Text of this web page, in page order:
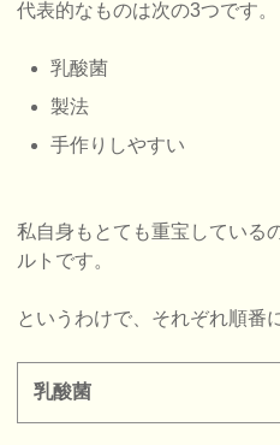
代表的なものは次の3つです。
乳酸菌
製法
手作りしやすい
私自身もとても重宝している
ルトです。
というわけで、それぞれ順番
乳酸菌